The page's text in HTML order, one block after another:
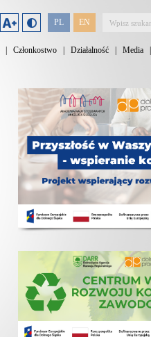
PL EN
Członkostwo Działalność Media